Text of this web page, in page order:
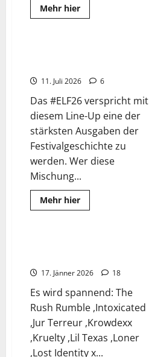
Mehr hierRead
more
Eskalation
–
Zwentendorf
2026
Fotos
Wissenswertes
11. Juli 2026 6
Das #ELF26 verspricht mit
diesem Line-Up eine der
stärksten Ausgaben der
Festivalgeschichte zu
werden. Wer diese
Mischung...
Mehr hierRead
more
House
Mafia
2025
Fotos
Wissenswertes
17. Jänner 2026 18
Es wird spannend: The
Rush Rumble ,Intoxicated
,Jur Terreur ,Krowdexx
,Kruelty ,Lil Texas ,Loner
,Lost Identity x...